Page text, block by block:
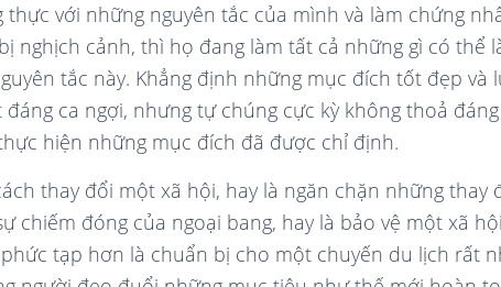
thực với những nguyên tắc của mình và làm chứng
nghịch cảnh, thì họ đang làm tất cả những gì có thể
tắc này. Khẳng định những mục đích tốt đẹp và
ca ngợi, nhưng tự chúng cực kỳ không thoả
hiện những mục đích đã được chỉ định.
thay đổi một xã hội, hay là ngăn chặn những thay
chiếm đóng của ngoại bang, hay là bảo vệ một xã
tạp hơn là chuẩn bị cho một chuyến du lịch rất